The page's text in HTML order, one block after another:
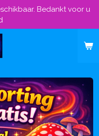
Bedankt voor u